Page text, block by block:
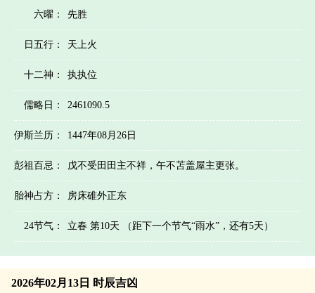
六曜： 先胜
日五行： 天上火
十二神： 执执位
儒略日： 2461090.5
伊斯兰历： 1447年08月26日
彭祖百忌： 戊不受田田主不祥，午不苫盖屋主更张。
胎神占方： 房床碓外正东
24节气： 立春 第10天 （距下一个节气“雨水”，还有5天）
2026年02月13日 时辰吉凶